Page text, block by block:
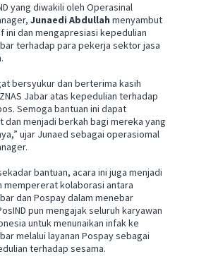
yang diwakili oleh Operasinal
Junaedi Abdullah menyambut
ini dan mengapresiasi kepedulian
terhadap para pekerja sektor jasa
bersyukur dan berterima kasih
Jabar atas kepedulian terhadap
Semoga bantuan ini dapat
dan menjadi berkah bagi mereka yang
ujar Junaed sebagai operasiomal
bantuan, acara ini juga menjadi
mempererat kolaborasi antara
dan Pospay dalam menebar
pun mengajak seluruh karyawan
untuk menunaikan infak ke
melalui layanan Pospay sebagai
terhadap sesama.